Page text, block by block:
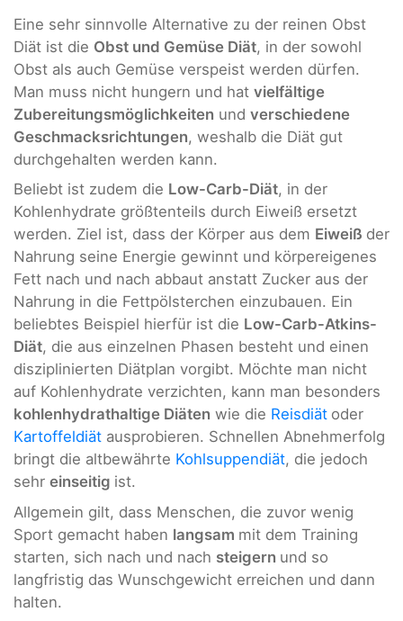
Eine sehr sinnvolle Alternative zu der reinen Obst
Diät ist die Obst und Gemüse Diät, in der sowohl
Obst als auch Gemüse verspeist werden dürfen.
Man muss nicht hungern und hat vielfältige
Zubereitungsmöglichkeiten und verschiedene
Geschmacksrichtungen, weshalb die Diät gut
durchgehalten werden kann.
Beliebt ist zudem die Low-Carb-Diät, in der
Kohlenhydrate größtenteils durch Eiweiß ersetzt
werden. Ziel ist, dass der Körper aus dem Eiweiß der
Nahrung seine Energie gewinnt und körpereigenes
Fett nach und nach abbaut anstatt Zucker aus der
Nahrung in die Fettpölsterchen einzubauen. Ein
beliebtes Beispiel hierfür ist die Low-Carb-Atkins-
Diät, die aus einzelnen Phasen besteht und einen
disziplinierten Diätplan vorgibt. Möchte man nicht
auf Kohlenhydrate verzichten, kann man besonders
kohlenhydrathaltige Diäten wie die Reisdiät oder
Kartoffeldiät ausprobieren. Schnellen Abnehmerfolg
bringt die altbewährte Kohlsuppendiät, die jedoch
sehr einseitig ist.
Allgemein gilt, dass Menschen, die zuvor wenig
Sport gemacht haben langsam mit dem Training
starten, sich nach und nach steigern und so
langfristig das Wunschgewicht erreichen und dann
halten.